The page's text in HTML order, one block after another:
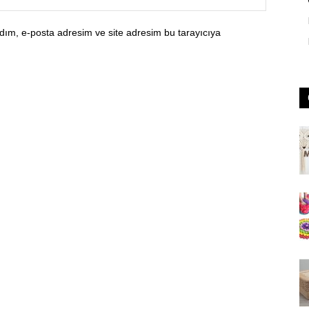
e-posta adresim ve site adresim bu tarayıcıya